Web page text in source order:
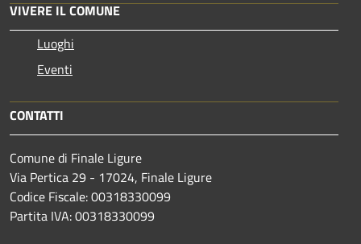
VIVERE IL COMUNE
Luoghi
Eventi
CONTATTI
Comune di Finale Ligure
Via Pertica 29 - 17024, Finale Ligure
Codice Fiscale: 00318330099
Partita IVA: 00318330099